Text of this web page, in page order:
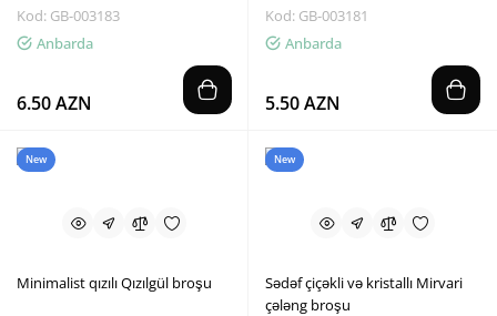
Kod: GB-003183
Anbarda
6.50 AZN
Kod: GB-003181
Anbarda
5.50 AZN
New
Minimalist qızılı Qızılgül broşu
New
Sədəf çiçəkli və kristallı Mirvari
çələng broşu